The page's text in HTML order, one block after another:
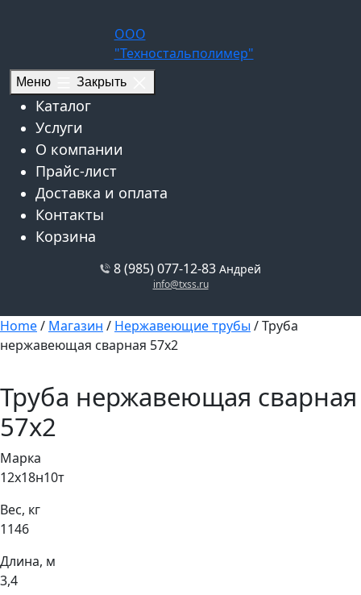
ООО
"Техностальполимер"
Меню Закрыть
Каталог
Услуги
О компании
Прайс-лист
Доставка и оплата
Контакты
Корзина
8 (985) 077-12-83 Андрей
info@txss.ru
Home/ Магазин / Нержавеющие трубы / Труба
нержавеющая сварная 57х2
Труба нержавеющая сварная
57х2
Марка
12х18н10т
Вес, кг
1146
Длина, м
3,4